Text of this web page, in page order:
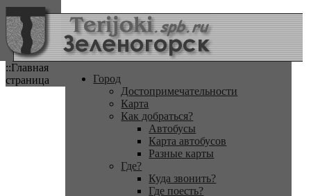
::Главная
страница
Город
Достопримечательности
Карта
Как добраться?
Автобусы
Карта автобусов
Разные карты
Где?
Куда звонить?
Где поесть?